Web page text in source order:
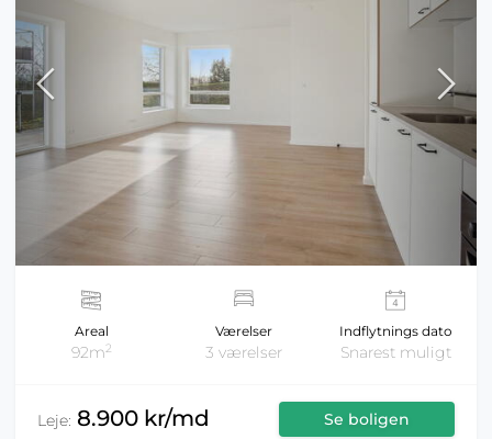
Areal
92m2
Værelser
3 værelser
Indflytnings dato
Snarest muligt
Leje: 8.900 kr/md Se boligen